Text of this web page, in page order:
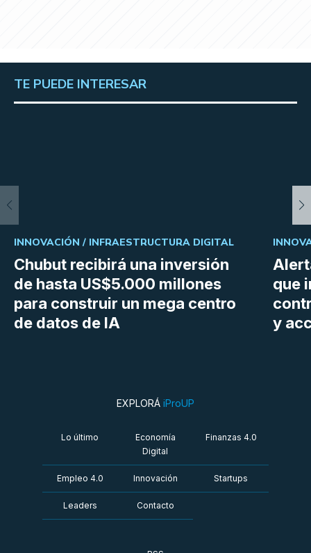
TE PUEDE INTERESAR
Chubut recibirá una inversión
de hasta US$5.000 millones
para construir un mega centro
de datos de IA
INNOVACIÓN / INFRAESTRUCTURA DIGITAL
que
y
EXPLORÁ iProUP
Lo último
Economía
Digital
Finanzas 4.0
Empleo 4.0 Innovación Startups
Leaders Contacto